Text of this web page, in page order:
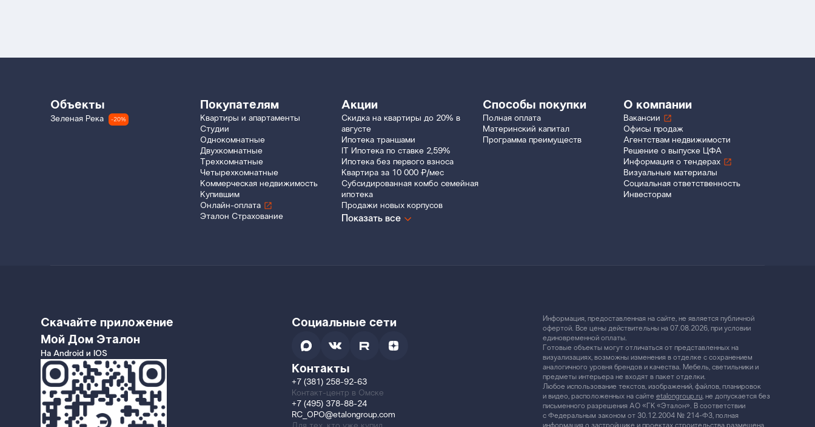
Объекты
Зеленая Река -20%
Покупателям
Квартиры и апартаменты
Студии
Однокомнатные
Двухкомнатные
Трехкомнатные
Четырехкомнатные
Коммерческая недвижимость
Купившим
Онлайн-оплата
Эталон Страхование
Акции
Скидка на квартиры до 20% в
августе
Ипотека траншами
IT Ипотека по ставке 2,59%
Ипотека без первого взноса
Квартира за 10 000 ₽/мес
Субсидированная комбо семейная
ипотека
Продажи новых корпусов
Показать все
Способы покупки
Полная оплата
Материнский капитал
Программа преимуществ
О компании
Вакансии
Офисы продаж
Агентствам недвижимости
Решение о выпуске ЦФА
Информация о тендерах
Визуальные материалы
Социальная ответственность
Инвесторам
Скачайте приложение
Мой Дом Эталон
На Android и IOS
Социальные сети
Контакты
+7 (381) 258-92-63
Контакт-центр в Омске
+7 (495) 378-88-24
RC_OPO@etalongroup.com
Информация, предоставленная на сайте, не является публичной
офертой. Все цены действительны на 07.08.2026, при условии
единовременной оплаты.
Готовые объекты могут отличаться от представленных на
визуализациях, возможны изменения в отделке с сохранением
аналогичного уровня брендов и качества. Мебель, светильники и
предметы интерьера не входят в пакет отделки.
Любое использование текстов, изображений, файлов, планировок
и видео, расположенных на сайте etalongroup.ru, не допускается без
письменного разрешения АО «ГК «Эталон». В соответствии
с Федеральным законом от 30.12.2004 № 214-ФЗ, полная